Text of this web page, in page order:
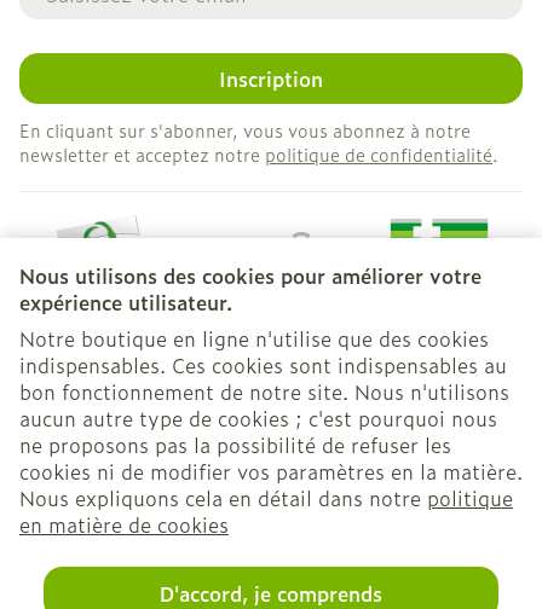
Nous utilisons des cookies pour améliorer votre
expérience utilisateur.
Notre boutique en ligne n'utilise que des cookies
indispensables. Ces cookies sont indispensables au
bon fonctionnement de notre site. Nous n'utilisons
aucun autre type de cookies ; c'est pourquoi nous
ne proposons pas la possibilité de refuser les
cookies ni de modifier vos paramètres en la matière.
Nous expliquons cela en détail dans notre politique
en matière de cookies
D'accord, je comprends
Inscription
En cliquant sur s'abonner, vous vous abonnez à notre
newsletter et acceptez notre politique de confidentialité.
Liens légaux